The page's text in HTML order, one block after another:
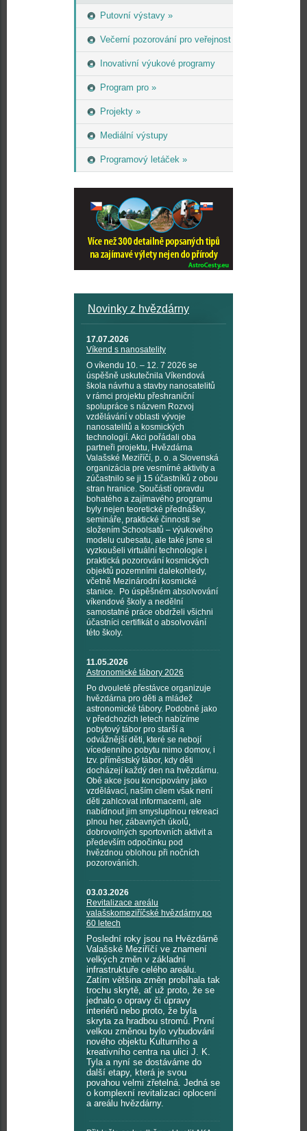
Putovní výstavy »
Večerní pozorování pro veřejnost
Inovativní výukové programy
Program pro »
Projekty »
Mediální výstupy
Programový letáček »
Novinky z hvězdárny
17.07.2026
Víkend s nanosatelity
O víkendu 10. – 12. 7 2026 se
úspěšně uskutečnila Víkendová
škola návrhu a stavby nanosatelitů
v rámci projektu přeshraniční
spolupráce s názvem Rozvoj
vzdělávání v oblasti vývoje
nanosatelitů a kosmických
technologií. Akci pořádali oba
partneři projektu, Hvězdárna
Valašské Meziříčí, p. o. a Slovenská
organizácia pre vesmírné aktivity a
zúčastnilo se ji 15 účastníků z obou
stran hranice. Součástí opravdu
bohatého a zajímavého programu
byly nejen teoretické přednášky,
semináře, praktické činnosti se
složením Schoolsatů – výukového
modelu cubesatu, ale také jsme si
vyzkoušeli virtuální technologie i
praktická pozorování kosmických
objektů pozemními dalekohledy,
včetně Mezinárodní kosmické
stanice. Po úspěšném absolvování
víkendové školy a nedělní
samostatné práce obdrželi všichni
účastníci certifikát o absolvování
této školy.
11.05.2026
Astronomické tábory 2026
Po dvouleté přestávce organizuje
hvězdárna pro děti a mládež
astronomické tábory. Podobně jako
v předchozích letech nabízíme
pobytový tábor pro starší a
odvážnější děti, které se nebojí
vícedenního pobytu mimo domov, i
tzv. příměstský tábor, kdy děti
docházejí každý den na hvězdárnu.
Obě akce jsou koncipovány jako
vzdělávací, naším cílem však není
děti zahlcovat informacemi, ale
nabídnout jim smysluplnou rekreaci
plnou her, zábavných úkolů,
dobrovolných sportovních aktivit a
především odpočinku pod
hvězdnou oblohou při nočních
pozorováních.
03.03.2026
Revitalizace areálu
valašskomeziříčské hvězdárny po
60 letech
Poslední roky jsou na Hvězdárně
Valašské Meziříčí ve znamení
velkých změn v základní
infrastruktuře celého areálu.
Zatím většina změn probíhala tak
trochu skrytě, ať už proto, že se
jednalo o opravy či úpravy
interiérů nebo proto, že byla
skryta za hradbou stromů. První
velkou změnou bylo vybudování
nového objektu Kulturního a
kreativního centra na ulici J. K.
Tyla a nyní se dostáváme do
další etapy, která je svou
povahou velmi zřetelná. Jedná se
o komplexní revitalizaci oplocení
a areálu hvězdárny.